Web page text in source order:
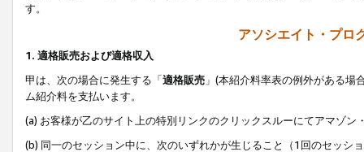
す。
アソシエイト・プロ
1. 適格販売および適格収入
甲は、次の場合に発生する「適格販売 」(本紹介料率表の例外がある
ム紹介料を支払います。
(a) お客様が乙のサイト上の特別リンクのクリックスルーにてアマゾン
(b) 同一のセッション中に、次のいずれかが生じること（1回のセッシ